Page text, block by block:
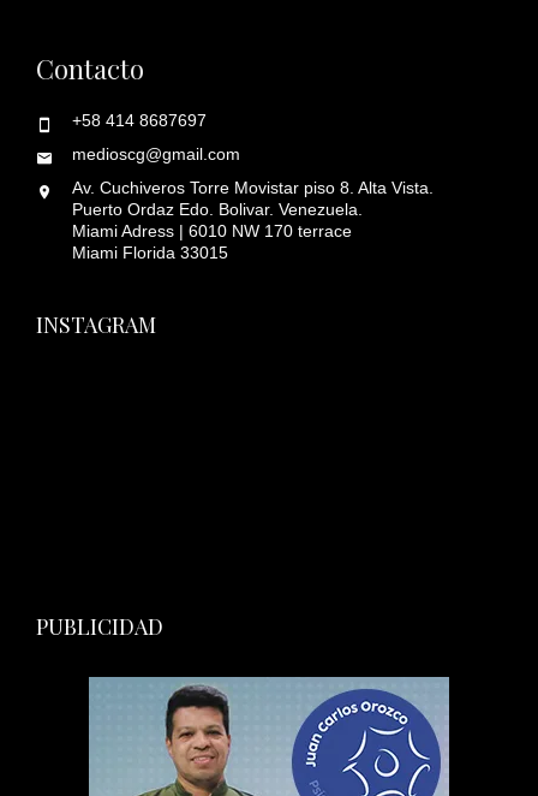
Contacto
+58 414 8687697
medioscg@gmail.com
Av. Cuchiveros Torre Movistar piso 8. Alta Vista.
Puerto Ordaz Edo. Bolivar. Venezuela.
Miami Adress | 6010 NW 170 terrace
Miami Florida 33015
INSTAGRAM
PUBLICIDAD